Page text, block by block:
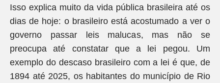
Isso explica muito da vida pública brasileira até os
dias de hoje: o brasileiro está acostumado a ver o
governo passar leis malucas, mas não se
preocupa até constatar que a lei pegou. Um
exemplo do descaso brasileiro com a lei é que, de
1894 até 2025, os habitantes do município de Rio